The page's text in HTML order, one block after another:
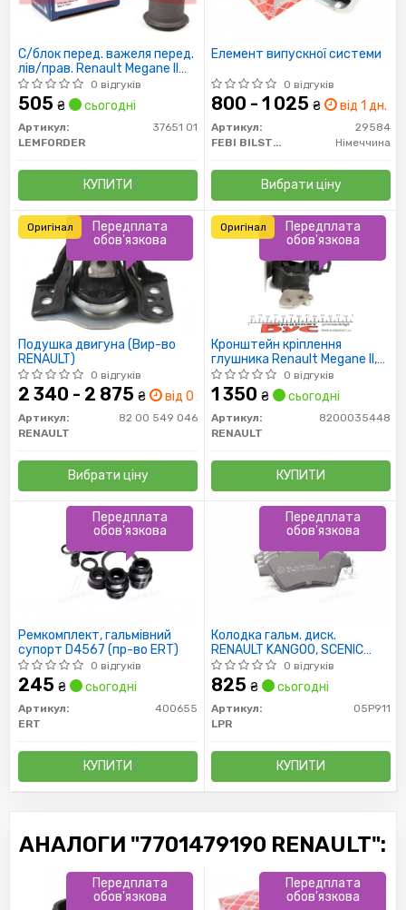
С/блок перед. важеля перед.
лів/прав. Renault Megane II
(KM0/1) 03-
0 відгуків
505 ₴ сьогодні
Артикул:
37651 01
LEMFORDER
КУПИТИ
Елемент випускної системи
0 відгуків
800 - 1 025 ₴ від 1 дн.
Артикул:
29584
FEBI BILSTEIN
Німеччина
Вибрати ціну
Подушка двигуна (Вир-во
RENAULT)
0 відгуків
2 340 - 2 875 ₴ від 0 дн.
Артикул:
82 00 549 046
RENAULT
Вибрати ціну
Передплата
обов'язкова
Оригінал
Кронштейн кріплення
глушника Renault Megane II,
Scenic II (8200035448)
Renault
0 відгуків
1 350 ₴ сьогодні
Артикул:
8200035448
RENAULT
КУПИТИ
Передплата
обов'язкова
Оригінал
Ремкомплект, гальмівний
супорт D4567 (пр-во ERT)
0 відгуків
245 ₴ сьогодні
Артикул:
400655
ERT
КУПИТИ
Передплата
обов'язкова
Колодка гальм. диск.
RENAULT KANGOO, SCENIC
передн. (пр-во LPR)
0 відгуків
825 ₴ сьогодні
Артикул:
05P911
LPR
КУПИТИ
Передплата
обов'язкова
АНАЛОГИ "7701479190 RENAULT":
Передплата
обов'язкова
Передплата
обов'язкова